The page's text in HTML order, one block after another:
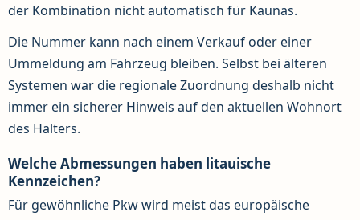
der Kombination nicht automatisch für Kaunas.
Die Nummer kann nach einem Verkauf oder einer
Ummeldung am Fahrzeug bleiben. Selbst bei älteren
Systemen war die regionale Zuordnung deshalb nicht
immer ein sicherer Hinweis auf den aktuellen Wohnort
des Halters.
Welche Abmessungen haben litauische
Kennzeichen?
Für gewöhnliche Pkw wird meist das europäische